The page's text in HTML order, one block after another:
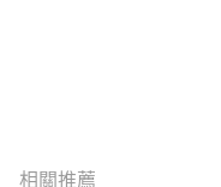
相關推薦